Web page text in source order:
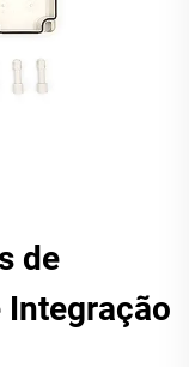
de
Integração